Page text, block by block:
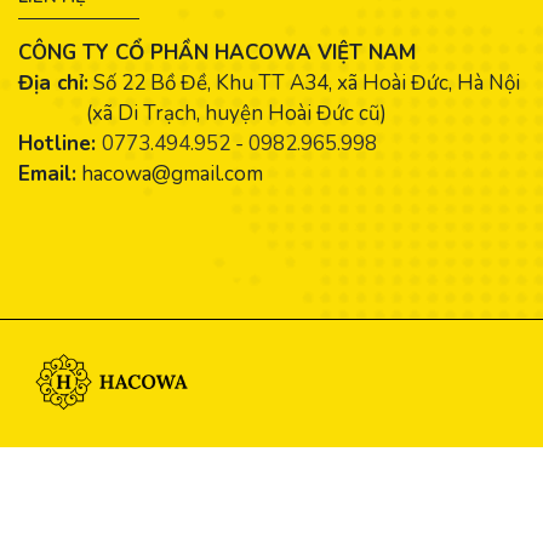
CÔNG TY CỔ PHẦN HACOWA VIỆT NAM
Địa chỉ:Số 22 Bồ Đề, Khu TT A34, xã Hoài Đức, Hà Nội
(xã Di Trạch, huyện Hoài Đức cũ)
Hotline: 0773.494.952 - 0982.965.998
Email: hacowa@gmail.com